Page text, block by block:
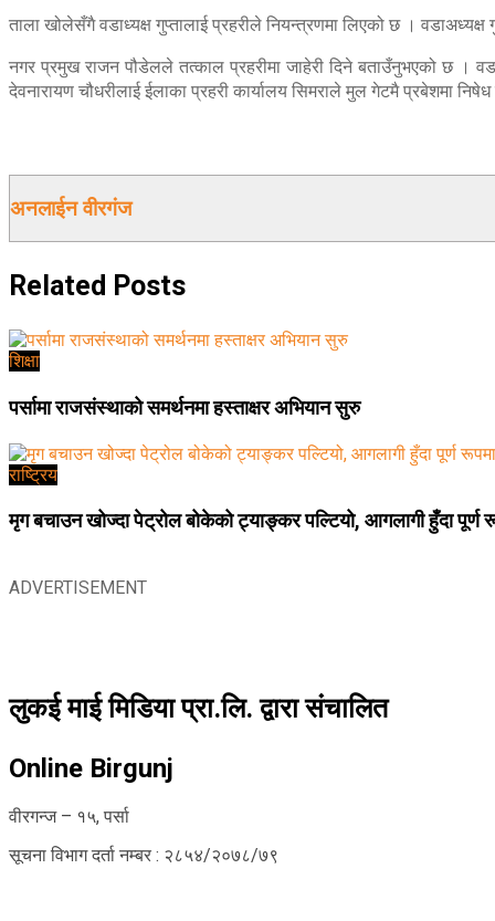
ताला खोलेसँगै वडाध्यक्ष गुप्तालाई प्रहरीले नियन्त्रणमा लिएको छ ।
नगर प्रमुख राजन पौडेलले तत्काल प्रहरीमा जाहेरी दिने बताउँनुभएको छ ।
देवनारायण चौधरीलाई ईलाका प्रहरी कार्यालय सिमराले मुल गेटमै प्रबेशमा
अनलाईन वीरगंज
Related Posts
शिक्षा
पर्सामा राजसंस्थाको समर्थनमा हस्ताक्षर अभियान सुरु
राष्ट्रिय
मृग बचाउन खोज्दा पेट्रोल बोकेको ट्याङ्कर पल्टियो, आगलागी हुँदा पूर्ण
ADVERTISEMENT
लुकई माई मिडिया प्रा.लि. द्वारा संचालित
Online Birgunj
वीरगन्ज – १५, पर्सा
सूचना विभाग दर्ता नम्बर : २८५४/२०७८/७९